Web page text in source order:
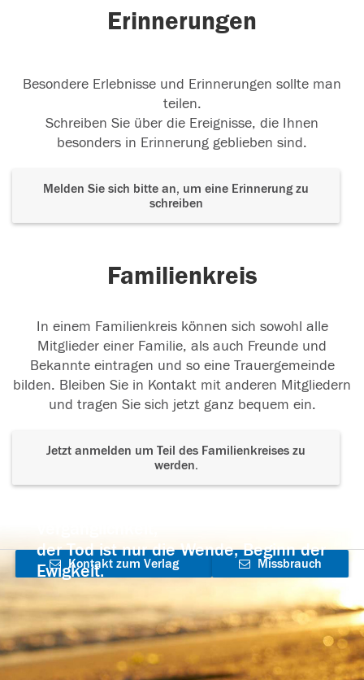
Erinnerungen
Besondere Erlebnisse und Erinnerungen sollte man
teilen.
Schreiben Sie über die Ereignisse, die Ihnen
besonders in Erinnerung geblieben sind.
Melden Sie sich bitte an, um eine Erinnerung zu
schreiben
Familienkreis
In einem Familienkreis können sich sowohl alle
Mitglieder einer Familie, als auch Freunde und
Bekannte eintragen und so eine Trauergemeinde
bilden. Bleiben Sie in Kontakt mit anderen Mitgliedern
und tragen Sie sich jetzt ganz bequem ein.
Jetzt anmelden um Teil des Familienkreises zu
werden.
der Tod ist nur die Wende, Beginn der
Ewigkeit.
Kontakt zum Verlag
aufnehmen
Missbrauch